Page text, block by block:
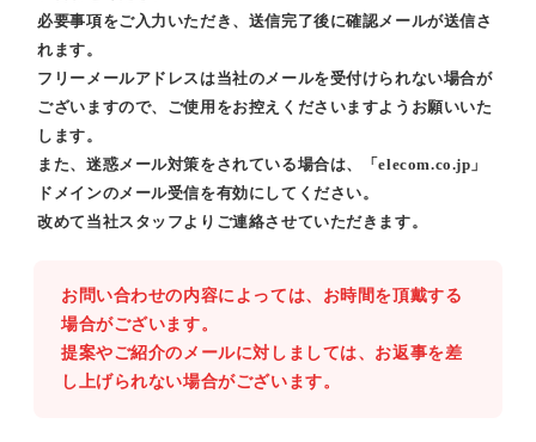
必要事項をご入力いただき、送信完了後に確認メールが送信さ
れます。
フリーメールアドレスは当社のメールを受付けられない場合が
ございますので、ご使用をお控えくださいますようお願いいた
します。
また、迷惑メール対策をされている場合は、「elecom.co.jp」
ドメインのメール受信を有効にしてください。
改めて当社スタッフよりご連絡させていただきます。
お問い合わせの内容によっては、お時間を頂戴する
場合がございます。
提案やご紹介のメールに対しましては、お返事を差
し上げられない場合がございます。